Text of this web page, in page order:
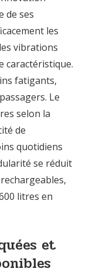
de ses
les
vibrations
caractéristique.
fatigants,
Le
selon la
de
quotidiens
se réduit
litres en
et